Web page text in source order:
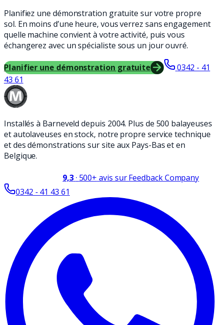
Planifiez une démonstration gratuite sur votre propre
sol. En moins d’une heure, vous verrez sans engagement
quelle machine convient à votre activité, puis vous
échangerez avec un spécialiste sous un jour ouvré.
Planifier une démonstration gratuite
0342 - 41
43 61
Installés à Barneveld depuis 2004. Plus de 500 balayeuses
et autolaveuses en stock, notre propre service technique
et des démonstrations sur site aux Pays-Bas et en
Belgique.
9,3· 500+ avis sur Feedback Company
0342 - 41 43 61